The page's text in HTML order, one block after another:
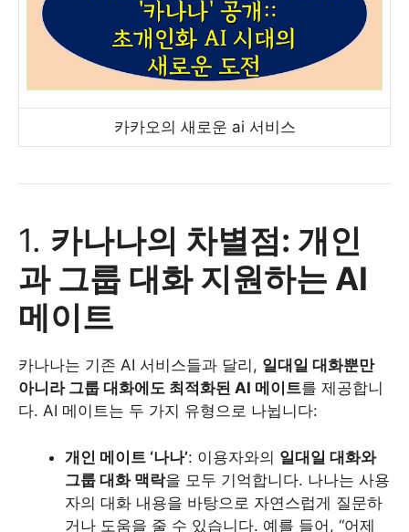
카카오의 새로운 ai 서비스
1. 카나나의 차별점: 개인
과 그룹 대화 지원하는 AI
메이트
카나나는 기존 AI 서비스들과 달리, 일대일 대화뿐만
아니라 그룹 대화에도 최적화된 AI 메이트를 제공합니
다. AI 메이트는 두 가지 유형으로 나뉩니다:
개인 메이트 ‘나나’: 이용자와의 일대일 대화와
그룹 대화 맥락을 모두 기억합니다. 나나는 사용
자의 대화 내용을 바탕으로 자연스럽게 질문하
거나 도움을 줄 수 있습니다. 예를 들어, “어제